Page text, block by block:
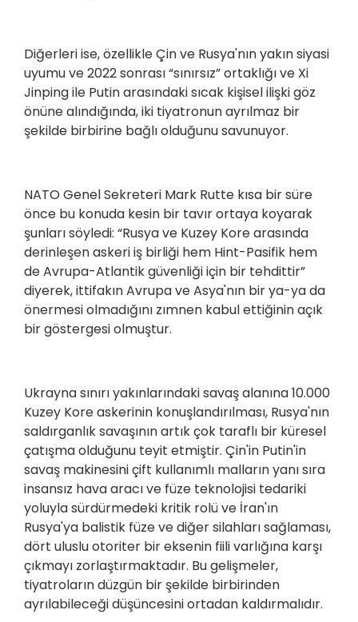
Diğerleri ise, özellikle Çin ve Rusya'nın yakın siyasi
uyumu ve 2022 sonrası “sınırsız” ortaklığı ve Xi
Jinping ile Putin arasındaki sıcak kişisel ilişki göz
önüne alındığında, iki tiyatronun ayrılmaz bir
şekilde birbirine bağlı olduğunu savunuyor.
NATO Genel Sekreteri Mark Rutte kısa bir süre
önce bu konuda kesin bir tavır ortaya koyarak
şunları söyledi: “Rusya ve Kuzey Kore arasında
derinleşen askeri iş birliği hem Hint-Pasifik hem
de Avrupa-Atlantik güvenliği için bir tehdittir”
diyerek, ittifakın Avrupa ve Asya'nın bir ya-ya da
önermesi olmadığını zımnen kabul ettiğinin açık
bir göstergesi olmuştur.
Ukrayna sınırı yakınlarındaki savaş alanına 10.000
Kuzey Kore askerinin konuşlandırılması, Rusya'nın
saldırganlık savaşının artık çok taraflı bir küresel
çatışma olduğunu teyit etmiştir. Çin'in Putin'in
savaş makinesini çift kullanımlı malların yanı sıra
insansız hava aracı ve füze teknolojisi tedariki
yoluyla sürdürmedeki kritik rolü ve İran'ın
Rusya'ya balistik füze ve diğer silahları sağlaması,
dört uluslu otoriter bir eksenin fiili varlığına karşı
çıkmayı zorlaştırmaktadır. Bu gelişmeler,
tiyatroların düzgün bir şekilde birbirinden
ayrılabileceği düşüncesini ortadan kaldırmalıdır.